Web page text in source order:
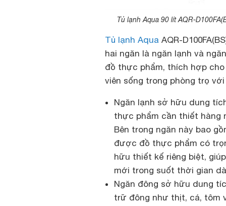
Tủ lạnh Aqua 90 lít AQR-
Tủ lạnh Aqua AQR-
hai ngăn là ngăn lạnh và
đồ thực phẩm, thích hợp
viên sống trong phòng trọ
Ngăn lạnh sở hữu dung
thực phẩm cần thiết hàng
Bên trong ngăn này bao
được đồ thực phẩm có
hữu thiết kế riêng biệt,
mới trong suốt thời gian
Ngăn đông sở hữu dung
trữ đông như thịt, cá, tôm